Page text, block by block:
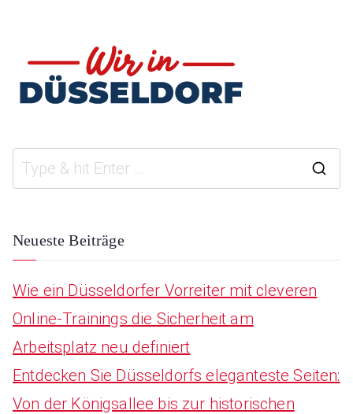
r
o
Neueste Beiträge
Wie ein Düsseldorfer Vorreiter mit cleveren
Online-Trainings die Sicherheit am
Arbeitsplatz neu definiert
Entdecken Sie Düsseldorfs eleganteste Seiten:
Von der Königsallee bis zur historischen